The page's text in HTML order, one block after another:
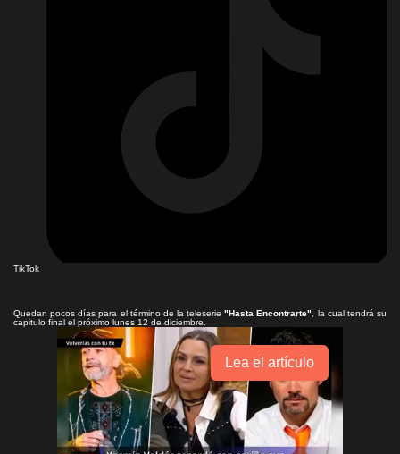
TikTok
Quedan pocos días para el término de la teleserie"Hasta Encontrarte"
, la cual tendrá su
capitulo final el próximo lunes 12 de diciembre.
Lea el artículo